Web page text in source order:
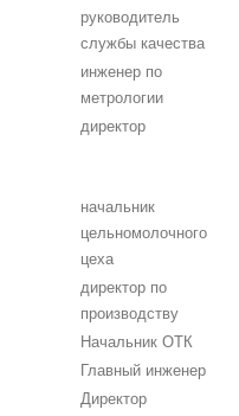
руководитель
службы качества
инженер по
метрологии
директор
начальник
цельномолочного
цеха
директор по
производству
Начальник ОТК
Главный инженер
Директор